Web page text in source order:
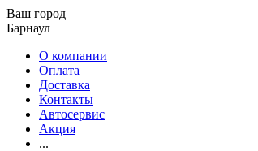
Ваш город
Барнаул
О компании
Оплата
Доставка
Контакты
Автосервис
Акция
...